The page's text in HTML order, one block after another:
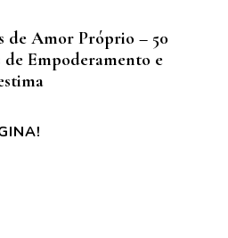
de Amor Próprio – 50
de Empoderamento e